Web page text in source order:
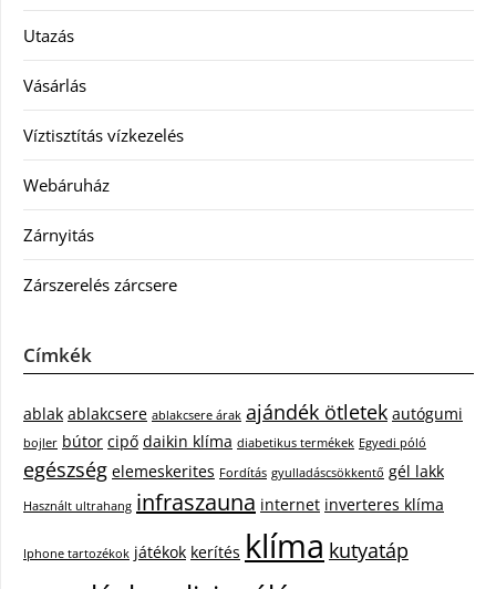
Utazás
Vásárlás
Víztisztítás vízkezelés
Webáruház
Zárnyitás
Zárszerelés zárcsere
Címkék
ablak ablakcsere ablakcsere árak ajándék ötletek autógumi
bojler bútor cipő daikin klíma diabetikus termékek Egyedi póló
egészség elemeskerites Fordítás gyulladáscsökkentő gél lakk
Használt ultrahang infraszauna internet inverteres klíma
Iphone tartozékok játékok kerítés klíma kutyatáp